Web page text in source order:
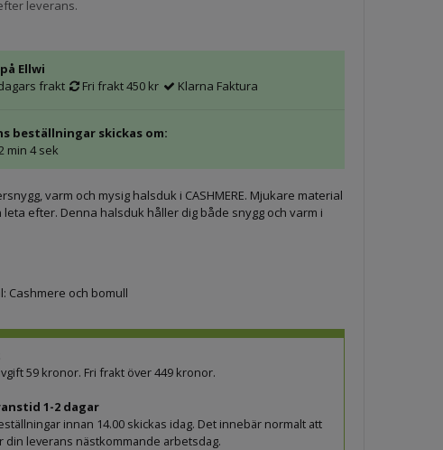
leverans.
Ellwi
frakt
Fri frakt 450 kr Klarna Faktura
beställningar skickas om:
min 4 sek
varm och mysig halsduk i CASHMERE. Mjukare material
leta efter. Denna halsduk håller dig både snygg och varm i
Cashmere och bomull
59 kronor. Fri frakt över 449 kronor.
1-2 dagar
innan 14.00 skickas idag. Det innebär normalt att
din leverans nästkommande arbetsdag.